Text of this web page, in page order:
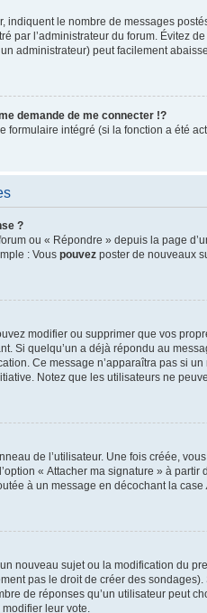
indiquent le nombre de messages
par l’administrateur du forum.
administrateur) peut facilement
demande de me connecter !?
formulaire intégré (si la fonction a été
?
ou « Répondre » depuis la page
: Vous pouvez poster de nouveaux
modifier ou supprimer que vos
Si quelqu’un a déjà répondu au
Ce message n’apparaîtra pas si
Notez que les utilisateurs ne
de l’utilisateur. Une fois créée,
« Attacher ma signature » à
à un message en décochant la case
nouveau sujet ou la modification du
pas le droit de créer des
de réponses qu’un utilisateur peut
leur vote.